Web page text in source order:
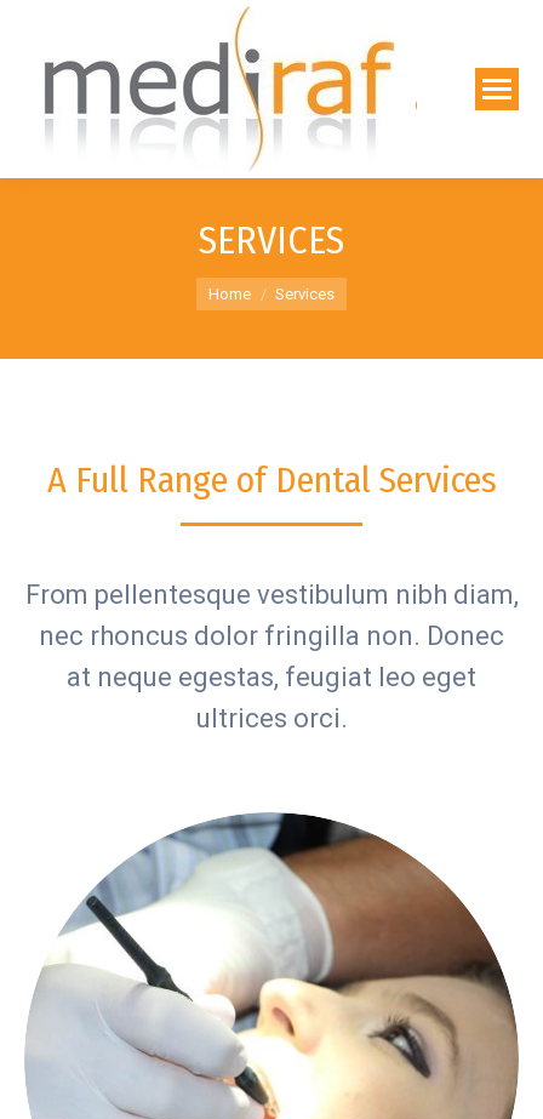
SERVICES
You are here:
Home Services
A Full Range of Dental Services
From pellentesque vestibulum nibh diam,
nec rhoncus dolor fringilla non. Donec
at neque egestas, feugiat leo eget
ultrices orci.